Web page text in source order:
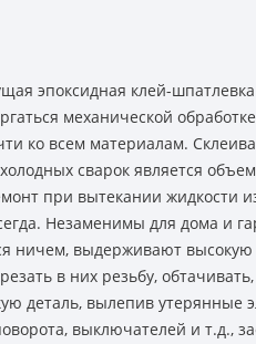
эпоксидная клей-
механической
ко всем материалам.
сварок является
при вытекании жидкости
Незаменимы для дома и
ничем, выдерживают
в них резьбу,
деталь, вылепив
выключателей и т.д.,